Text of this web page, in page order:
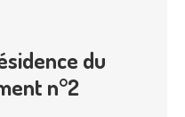
du
n°2